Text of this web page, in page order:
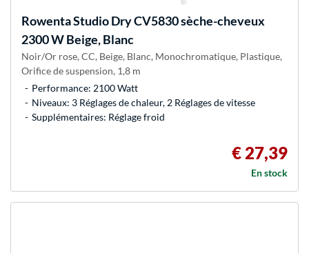
RowentaStudio Dry CV5830 sèche-cheveux
2300 W Beige, Blanc
Noir/Or rose, CC, Beige, Blanc, Monochromatique, Plastique,
Orifice de suspension, 1,8 m
Performance: 2100 Watt
Niveaux: 3 Réglages de chaleur, 2 Réglages de vitesse
Supplémentaires: Réglage froid
€ 27,39
En stock